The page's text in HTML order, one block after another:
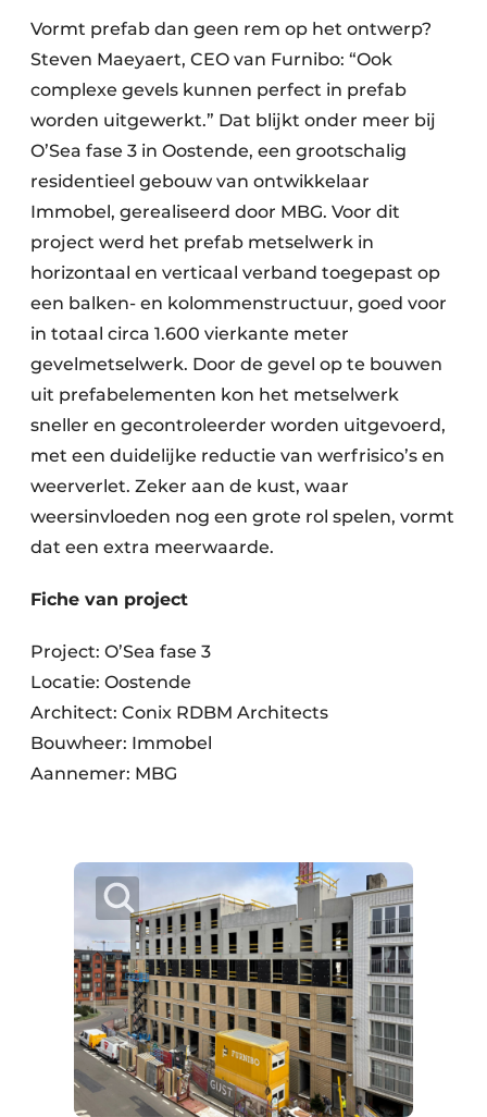
Vormt prefab dan geen rem op het ontwerp?
Steven Maeyaert, CEO van Furnibo: “Ook
complexe gevels kunnen perfect in prefab
worden uitgewerkt.” Dat blijkt onder meer bij
O’Sea fase 3 in Oostende, een grootschalig
residentieel gebouw van ontwikkelaar
Immobel, gerealiseerd door MBG. Voor dit
project werd het prefab metselwerk in
horizontaal en verticaal verband toegepast op
een balken- en kolommenstructuur, goed voor
in totaal circa 1.600 vierkante meter
gevelmetselwerk. Door de gevel op te bouwen
uit prefabelementen kon het metselwerk
sneller en gecontroleerder worden uitgevoerd,
met een duidelijke reductie van werfrisico’s en
weerverlet. Zeker aan de kust, waar
weersinvloeden nog een grote rol spelen, vormt
dat een extra meerwaarde.
Fiche van project
Project: O’Sea fase 3
Locatie: Oostende
Architect: Conix RDBM Architects
Bouwheer: Immobel
Aannemer: MBG